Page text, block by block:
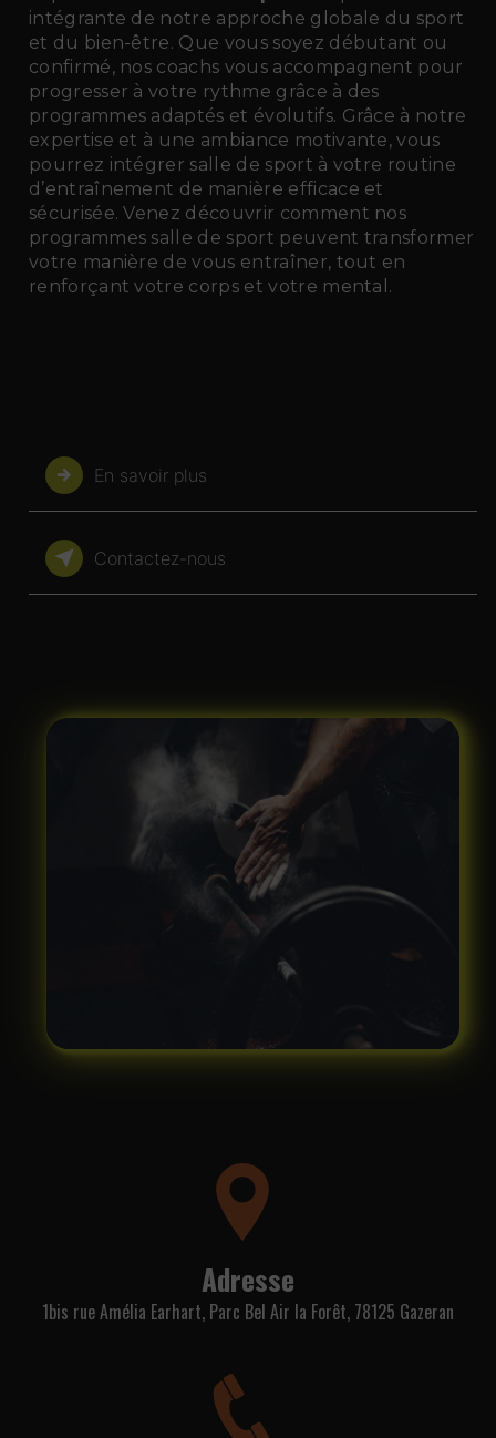
intégrante de notre approche globale du sport
et du bien-être. Que vous soyez débutant ou
confirmé, nos coachs vous accompagnent pour
progresser à votre rythme grâce à des
programmes adaptés et évolutifs. Grâce à notre
expertise et à une ambiance motivante, vous
pourrez intégrer salle de sport à votre routine
d’entraînement de manière efficace et
sécurisée. Venez découvrir comment nos
programmes salle de sport peuvent transformer
votre manière de vous entraîner, tout en
renforçant votre corps et votre mental.
En savoir plus
Contactez-nous
Adresse
1bis rue Amélia Earhart, Parc Bel Air la Forêt, 78125 Gazeran